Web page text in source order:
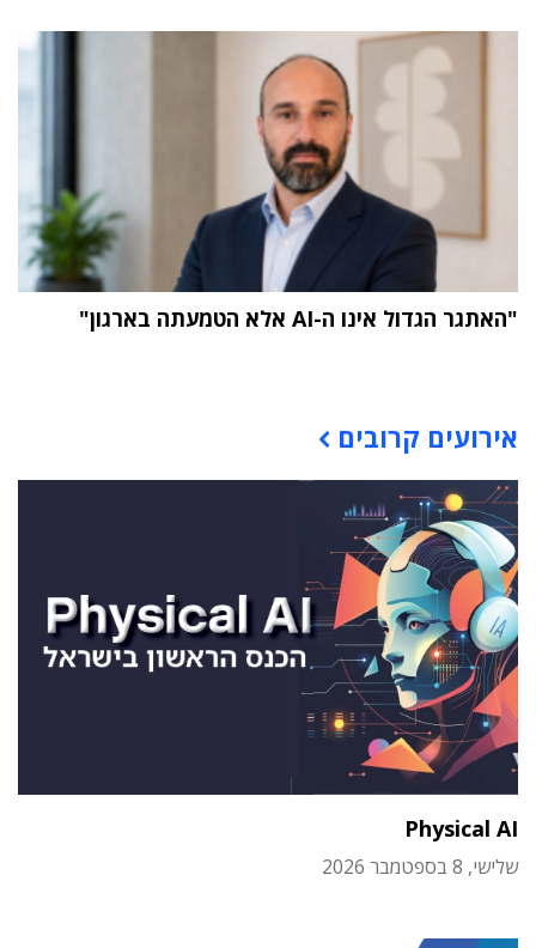
"האתגר הגדול אינו ה-AI אלא הטמעתה בארגון"
אירועים קרובים
Physical AI
שלישי, 8 בספטמבר 2026